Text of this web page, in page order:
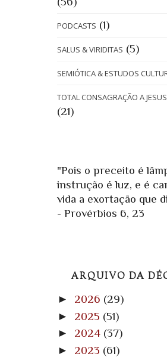
PODCASTS (1)
SALUS & VIRIDITAS (5)
SEMIÓTICA & ESTUDOS
TOTAL CONSAGRAÇÃO A
(21)
"Pois o preceito é
instrução é luz, e é
vida a exortação que
- Provérbios 6, 23
ARQUIVO DA
► 2026 (29)
► 2025 (51)
► 2024 (37)
► 2023 (61)